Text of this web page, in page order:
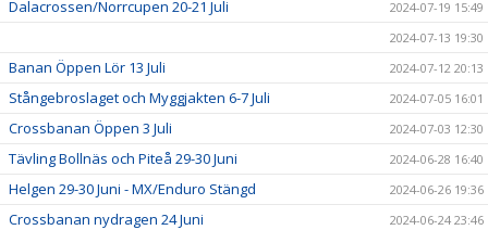
Dalacrossen/Norrcupen 20-21 Juli
2024-07-19 15:49
2024-07-13 19:30
Banan Öppen Lör 13 Juli 2024-07-12 20:13
Stångebroslaget och Myggjakten 6-7 Juli 2024-07-05 16:01
Crossbanan Öppen 3 Juli 2024-07-03 12:30
Tävling Bollnäs och Piteå 29-30 Juni 2024-06-28 16:40
Helgen 29-30 Juni - MX/Enduro Stängd 2024-06-26 19:36
Crossbanan nydragen 24 Juni 2024-06-24 23:46